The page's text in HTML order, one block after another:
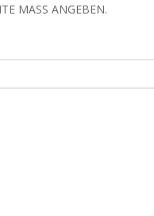
MASS ANGEBEN.